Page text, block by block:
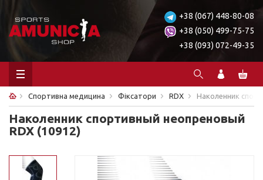
+38 (067) 448-80-08
+38 (050) 499-75-75
+38 (093) 072-49-35
Спортивна медицина Фіксатори RDX Наколенник
Наколенник спортивный неопреновый
RDX (10912)